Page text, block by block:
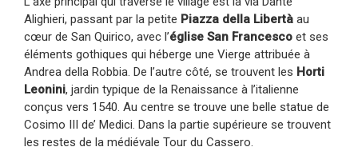
Alighieri, passant par la petite Piazza della Libertà au
cœur de San Quirico, avec l’église San Francesco et ses
éléments gothiques qui héberge une Vierge attribuée à
Andrea della Robbia. De l’autre côté, se trouvent les Horti
Leonini, jardin typique de la Renaissance à l’italienne
conçus vers 1540. Au centre se trouve une belle statue de
Cosimo III de’ Medici. Dans la partie supérieure se trouvent
les restes de la médiévale Tour du Cassero.